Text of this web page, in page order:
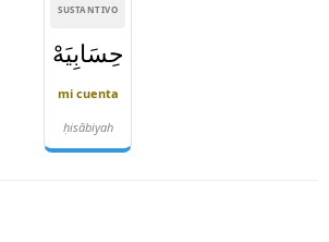
SUSTANTIVO
حِسَابِيَهْ
mi cuenta
ḥisābiyah